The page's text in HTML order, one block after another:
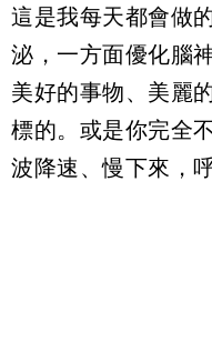
這是我每天都會做
泌，一方面優化腦
美好的事物、美麗
標的。或是你完全
波降速、慢下來，